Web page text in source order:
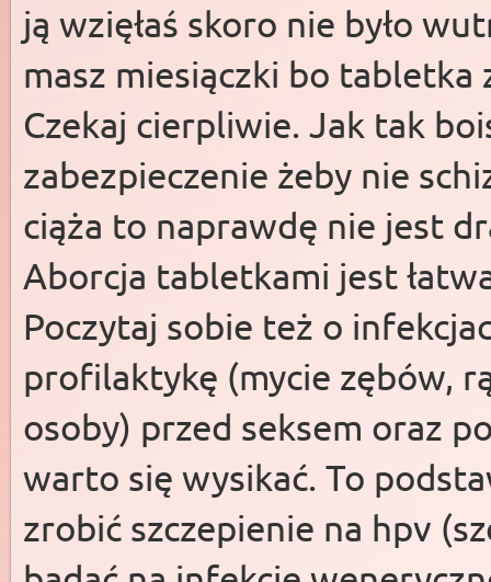
ją wzięłaś skoro nie było
masz miesiączki bo tabletka
Czekaj cierpliwie. Jak tak
zabezpieczenie żeby nie
ciąża to naprawdę nie jest
Aborcja tabletkami jest
Poczytaj sobie też o
profilaktykę (mycie zębów,
osoby) przed seksem oraz
warto się wysikać. To
zrobić szczepienie na hpv